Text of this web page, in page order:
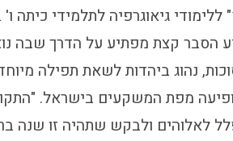
גיאוגרפיה לתלמידי כיתה
הסבר קצת מפתיע על הדרך שבה
נהוג ביהדות לשאת תפילה
מפת המשקעים בישראל.
לאלוהים ולבקש שתהיה זו שנה